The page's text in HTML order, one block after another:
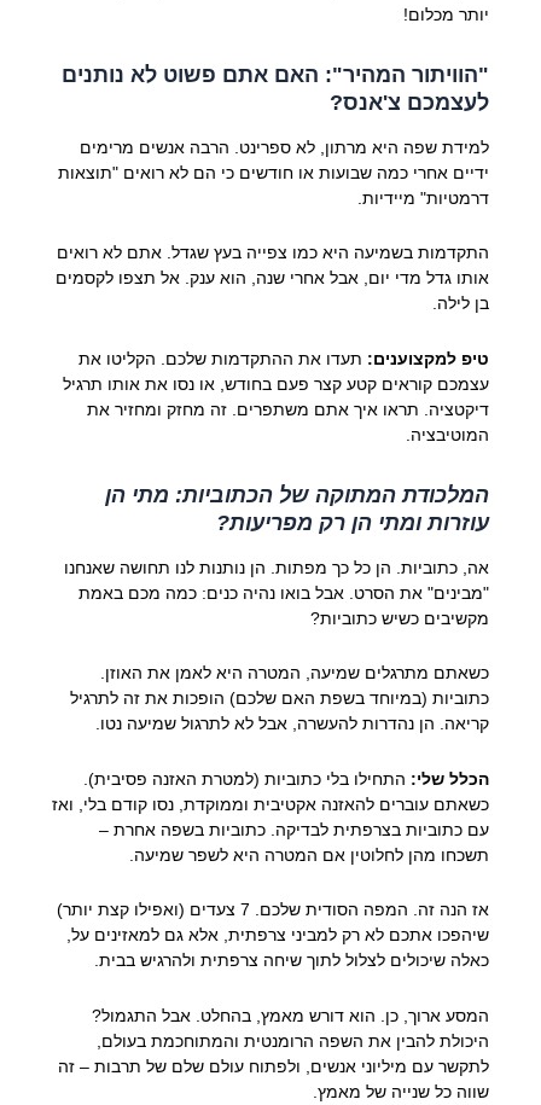
יותר מכלום!
"הוויתור המהיר": האם אתם פשוט לא נותנים
לעצמכם צ'אנס?
למידת שפה היא מרתון, לא ספרינט. הרבה אנשים מרימים
ידיים אחרי כמה שבועות או חודשים כי הם לא רואים "תוצאות
דרמטיות" מיידיות.
התקדמות בשמיעה היא כמו צפייה בעץ שגדל. אתם לא רואים
אותו גדל מדי יום, אבל אחרי שנה, הוא ענק. אל תצפו לקסמים
בן לילה.
טיפ למקצוענים: תעדו את ההתקדמות שלכם. הקליטו את
עצמכם קוראים קטע קצר פעם בחודש, או נסו את אותו תרגיל
דיקטציה. תראו איך אתם משתפרים. זה מחזק ומחזיר את
המוטיבציה.
המלכודת המתוקה של הכתוביות: מתי הן
עוזרות ומתי הן רק מפריעות?
אה, כתוביות. הן כל כך מפתות. הן נותנות לנו תחושה שאנחנו
"מבינים" את הסרט. אבל בואו נהיה כנים: כמה מכם באמת
מקשיבים כשיש כתוביות?
כשאתם מתרגלים שמיעה, המטרה היא לאמן את האוזן.
כתוביות (במיוחד בשפת האם שלכם) הופכות את זה לתרגיל
קריאה. הן נהדרות להעשרה, אבל לא לתרגול שמיעה נטו.
הכלל שלי: התחילו בלי כתוביות (למטרת האזנה פסיבית).
כשאתם עוברים להאזנה אקטיבית וממוקדת, נסו קודם בלי, ואז
עם כתוביות בצרפתית לבדיקה. כתוביות בשפה אחרת –
תשכחו מהן לחלוטין אם המטרה היא לשפר שמיעה.
אז הנה זה. המפה הסודית שלכם. 7 צעדים (ואפילו קצת יותר)
שיהפכו אתכם לא רק למביני צרפתית, אלא גם למאזינים על,
כאלה שיכולים לצלול לתוך שיחה צרפתית ולהרגיש בבית.
המסע ארוך, כן. הוא דורש מאמץ, בהחלט. אבל התגמול?
היכולת להבין את השפה הרומנטית והמתוחכמת בעולם,
לתקשר עם מיליוני אנשים, ולפתוח עולם שלם של תרבות – זה
שווה כל שנייה של מאמץ.